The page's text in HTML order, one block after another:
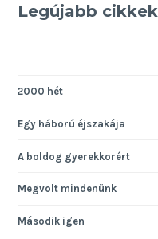
Legújabb cikkek
2000 hét
Egy háború éjszakája
A boldog gyerekkorért
Megvolt mindenünk
Második igen